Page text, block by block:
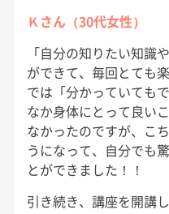
Ｋさん（30代女性）
「自分の知りたい知識
ができて、毎回とても
では「分かっていても
なか身体にとって良い
なかったのですが、こ
うになって、自分でも
とができました！！
引き続き、講座を開講